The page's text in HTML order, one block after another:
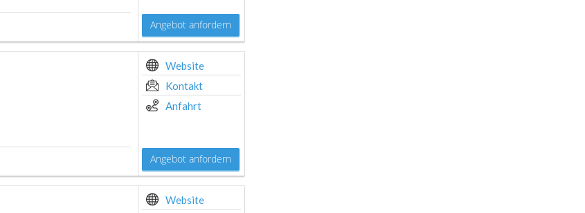
Angebot anfordern
Website
Kontakt
Anfahrt
Angebot anfordern
Website